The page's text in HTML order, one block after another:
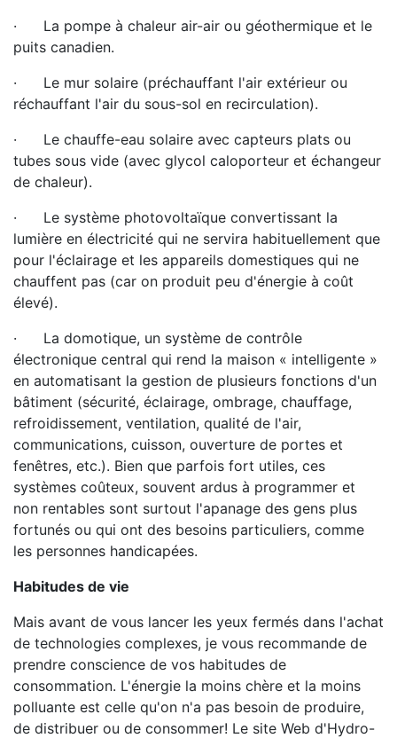
· La pompe à chaleur air-air ou géothermique et le
puits canadien.
· Le mur solaire (préchauffant l'air extérieur ou
réchauffant l'air du sous-sol en recirculation).
· Le chauffe-eau solaire avec capteurs plats ou
tubes sous vide (avec glycol caloporteur et échangeur
de chaleur).
· Le système photovoltaïque convertissant la
lumière en électricité qui ne servira habituellement que
pour l'éclairage et les appareils domestiques qui ne
chauffent pas (car on produit peu d'énergie à coût
élevé).
· La domotique, un système de contrôle
électronique central qui rend la maison « intelligente »
en automatisant la gestion de plusieurs fonctions d'un
bâtiment (sécurité, éclairage, ombrage, chauffage,
refroidissement, ventilation, qualité de l'air,
communications, cuisson, ouverture de portes et
fenêtres, etc.). Bien que parfois fort utiles, ces
systèmes coûteux, souvent ardus à programmer et
non rentables sont surtout l'apanage des gens plus
fortunés ou qui ont des besoins particuliers, comme
les personnes handicapées.
Habitudes de vie
Mais avant de vous lancer les yeux fermés dans l'achat
de technologies complexes, je vous recommande de
prendre conscience de vos habitudes de
consommation. L'énergie la moins chère et la moins
polluante est celle qu'on n'a pas besoin de produire,
de distribuer ou de consommer! Le site Web d'Hydro-